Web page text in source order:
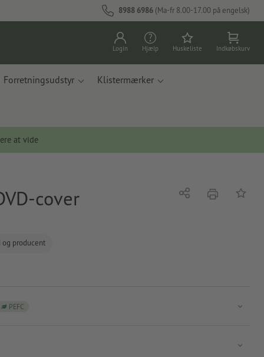
8988 6986 (Ma-fr 8.00-17.00 på engelsk)
Login Hjælp Huskeliste Indkøbskurv
Forretningsudstyr Klistermærker
at vide
cover
og producent
Del tryk Tilføj
PEFC